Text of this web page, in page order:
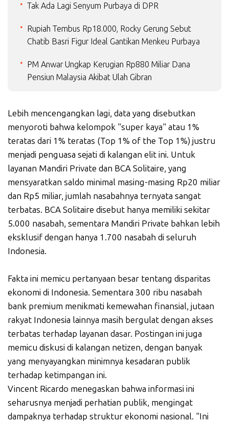
Tak Ada Lagi Senyum Purbaya di DPR
Rupiah Tembus Rp18.000, Rocky Gerung Sebut
Chatib Basri Figur Ideal Gantikan Menkeu Purbaya
PM Anwar Ungkap Kerugian Rp880 Miliar Dana
Pensiun Malaysia Akibat Ulah Gibran
Lebih mencengangkan lagi, data yang disebutkan
menyoroti bahwa kelompok "super kaya" atau 1%
teratas dari 1% teratas (Top 1% of the Top 1%) justru
menjadi penguasa sejati di kalangan elit ini. Untuk
layanan Mandiri Private dan BCA Solitaire, yang
mensyaratkan saldo minimal masing-masing Rp20 miliar
dan Rp5 miliar, jumlah nasabahnya ternyata sangat
terbatas. BCA Solitaire disebut hanya memiliki sekitar
5.000 nasabah, sementara Mandiri Private bahkan lebih
eksklusif dengan hanya 1.700 nasabah di seluruh
Indonesia.
Fakta ini memicu pertanyaan besar tentang disparitas
ekonomi di Indonesia. Sementara 300 ribu nasabah
bank premium menikmati kemewahan finansial, jutaan
rakyat Indonesia lainnya masih bergulat dengan akses
terbatas terhadap layanan dasar. Postingan ini juga
memicu diskusi di kalangan netizen, dengan banyak
yang menyayangkan minimnya kesadaran publik
terhadap ketimpangan ini.
Vincent Ricardo menegaskan bahwa informasi ini
seharusnya menjadi perhatian publik, mengingat
dampaknya terhadap struktur ekonomi nasional. "Ini